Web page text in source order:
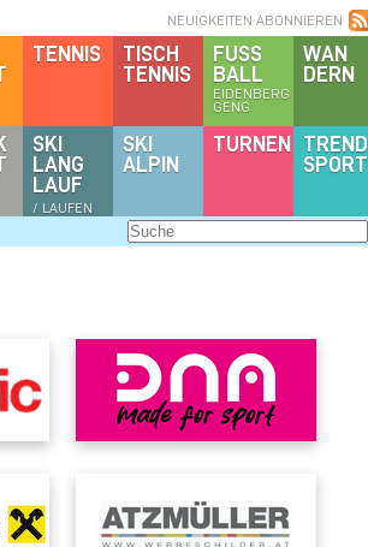
NEUIGKEITEN ABONNIEREN
WAN
DERN
FUSS
BALL
EIDENBERG
GENG
TISCH
TENNIS
TENNIS
TREND
SPORT
TURNEN
SKI
ALPIN
SKI
LANG
LAUF
/ LAUFEN